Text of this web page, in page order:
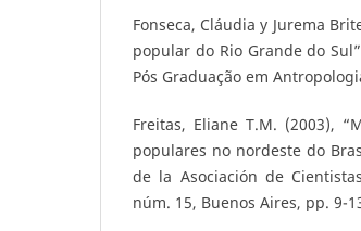
Fonseca, Cláudia y Jurema
popular do Rio Grande do
Pós Graduação em
Freitas, Eliane T.M. (2003),
populares no nordeste do
de la Asociación de
núm. 15, Buenos Aires, pp. 9-